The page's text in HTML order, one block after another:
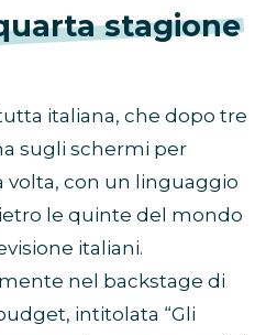
stagione
italiana, che dopo tre
sugli schermi per
volta, con un linguaggio
le quinte del mondo
italiani.
nel backstage di
intitolata “Gli